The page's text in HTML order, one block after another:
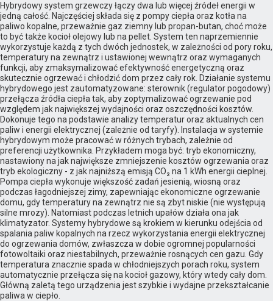
Hybrydowy system grzewczy łączy dwa lub więcej źródeł energii w
jedną całość. Najczęściej składa się z pompy ciepła oraz kotła na
paliwo kopalne, przeważnie gaz ziemny lub propan-butan, choć może
to być także kocioł olejowy lub na pellet. System ten naprzemiennie
wykorzystuje każdą z tych dwóch jednostek, w zależności od pory roku,
temperatury na zewnątrz i ustawionej wewnątrz oraz wymaganych
funkcji, aby zmaksymalizować efektywność energetyczną oraz
skutecznie ogrzewać i chłodzić dom przez cały rok. Działanie systemu
hybrydowego jest zautomatyzowane: sterownik (regulator pogodowy)
przełącza źródła ciepła tak, aby zoptymalizować ogrzewanie pod
względem jak największej wydajności oraz oszczędności kosztów.
Dokonuje tego na podstawie analizy temperatur oraz aktualnych cen
paliw i energii elektrycznej (zależnie od taryfy). Instalacja w systemie
hybrydowym może pracować w różnych trybach, zależnie od
preferencji użytkownika. Przykładem moga być: tryb ekonomiczny,
nastawiony na jak największe zmniejszenie kosztów ogrzewania oraz
tryb ekologiczny - z jak najniższą emisją CO₂ na 1 kWh energii cieplnej.
Pompa ciepła wykonuje większość zadań jesienią, wiosną oraz
podczas łagodniejszej zimy, zapewniając ekonomiczne ogrzewanie
domu, gdy temperatury na zewnątrz nie są zbyt niskie (nie występują
silne mrozy). Natomiast podczas letnich upałów działa ona jak
klimatyzator. Systemy hybrydowe są krokiem w kierunku odejścia od
spalania paliw kopalnych na rzecz wykorzystania energii elektrycznej
do ogrzewania domów, zwłaszcza w dobie ogromnej popularności
fotowoltaiki oraz niestabilnych, przeważnie rosnących cen gazu. Gdy
temperatura znacznie spada w chłodniejszych porach roku, system
automatycznie przełącza się na kocioł gazowy, który wtedy cały dom.
Główną zaletą tego urządzenia jest szybkie i wydajne przekształcanie
paliwa w ciepło.